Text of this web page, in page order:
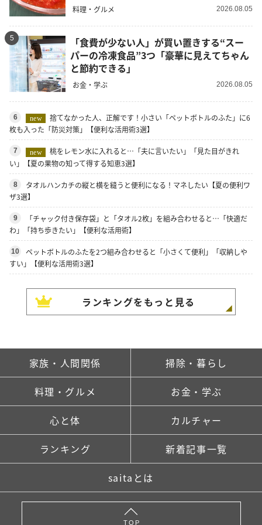
料理・グルメ 2026.08.05
5
「食費が少ない人」が買い置きする“スー
パーの冷凍食品”3つ「豪華に見えてちゃん
と節約できる」
お金・学ぶ 2026.08.05
6 new
捨てなかった人、正解です！小さい「ペットボトルのふた」に6
枚も入った「防災対策」【便利な活用術3選】
7 new
桃をレモン水に入れると…「夫に言いたい」「見た目がきれ
い」【夏の果物の知って得する知恵3選】
8
タオルハンカチの縦と横を縫うと便利になる！マネしたい【夏の便利ワ
ザ3選】
9
「チャック付き保存袋」と「タオル2枚」を組み合わせると…「快適だ
わ」「持ち歩きたい」【便利な活用術】
10
ペットボトルのふたを2つ組み合わせると「小さくて便利」「収納しや
すい」【便利な活用術3選】
ランキングをもっと見る
家族・人間関係 掃除・暮らし
料理・グルメ お金・学ぶ
心と体 カルチャー
ランキング 新着記事一覧
saitaとは
TOP